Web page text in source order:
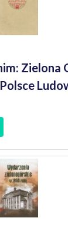
Zielona